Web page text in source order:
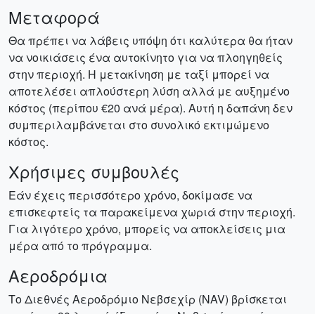
Μεταφορά
Θα πρέπει να λάβεις υπόψη ότι καλύτερα θα ήταν
να νοικιάσεις ένα αυτοκίνητο για να πλοηγηθείς
στην περιοχή. Η μετακίνηση με ταξί μπορεί να
αποτελέσει απλούστερη λύση αλλά με αυξημένο
κόστος (περίπου €20 ανά μέρα). Αυτή η δαπάνη δεν
συμπεριλαμβάνεται στο συνολικό εκτιμώμενο
κόστος.
Χρήσιμες συμβουλές
Εάν έχεις περισσότερο χρόνο, δοκίμασε να
επισκεφτείς τα παρακείμενα χωριά στην περιοχή.
Για λιγότερο χρόνο, μπορείς να αποκλείσεις μια
μέρα από το πρόγραμμα.
Αεροδρόμια
Το Διεθνές Αεροδρόμιο Νεβσεχίρ (NAV) βρίσκεται